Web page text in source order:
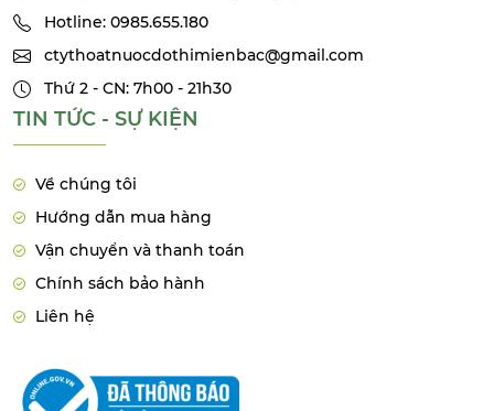
Hotline: 0985.655.180
ctythoatnuocdothimienbac@gmail.com
Thứ 2 - CN: 7h00 - 21h30
TIN TỨC - SỰ KIỆN
Về chúng tôi
Hướng dẫn mua hàng
Vận chuyển và thanh toán
Chính sách bảo hành
Liên hệ